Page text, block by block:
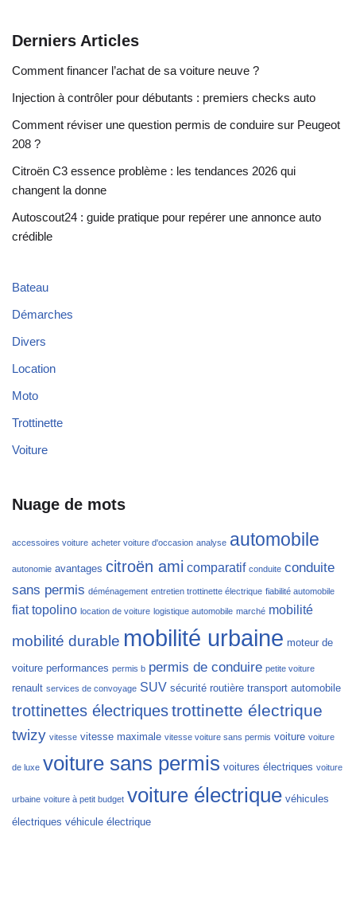
Derniers Articles
Comment financer l’achat de sa voiture neuve ?
Injection à contrôler pour débutants : premiers checks auto
Comment réviser une question permis de conduire sur Peugeot
208 ?
Citroën C3 essence problème : les tendances 2026 qui
changent la donne
Autoscout24 : guide pratique pour repérer une annonce auto
crédible
Bateau
Démarches
Divers
Location
Moto
Trottinette
Voiture
Nuage de mots
accessoires voiture acheter voiture d'occasion analyse automobile
autonomie avantages citroën ami comparatif conduite conduite
sans permis déménagement entretien trottinette électrique fiabilité automobile
fiat topolino location de voiture logistique automobile marché mobilité
mobilité durable mobilité urbaine moteur de
voiture performances permis b permis de conduire petite voiture
renault services de convoyage SUV sécurité routière transport automobile
trottinettes électriquestrottinette électrique
twizy vitesse vitesse maximale vitesse voiture sans permis voiture voiture
de luxe voiture sans permis voitures électriques voiture
urbaine voiture à petit budget voiture électrique véhicules
électriques véhicule électrique